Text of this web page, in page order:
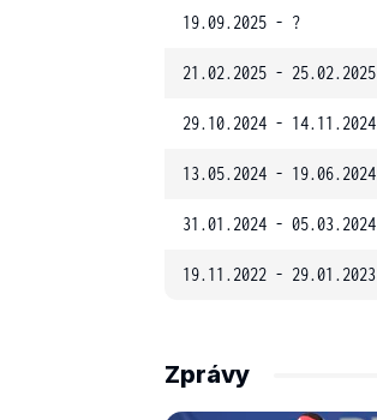
19.09.2025 - ?
21.02.2025 - 25.02.2025
29.10.2024 - 14.11.2024
13.05.2024 - 19.06.2024
31.01.2024 - 05.03.2024
19.11.2022 - 29.01.2023
Zprávy